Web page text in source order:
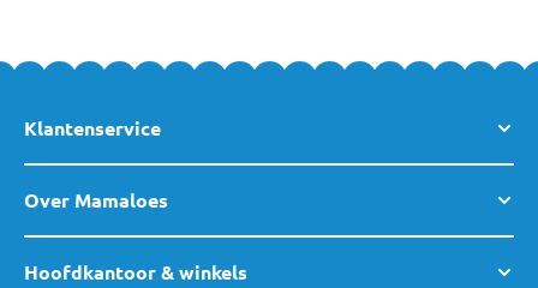
Klantenservice
Over Mamaloes
Hoofdkantoor & winkels